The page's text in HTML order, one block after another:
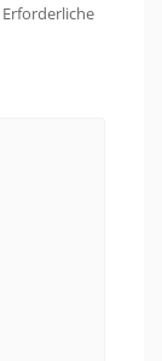
Erforderliche